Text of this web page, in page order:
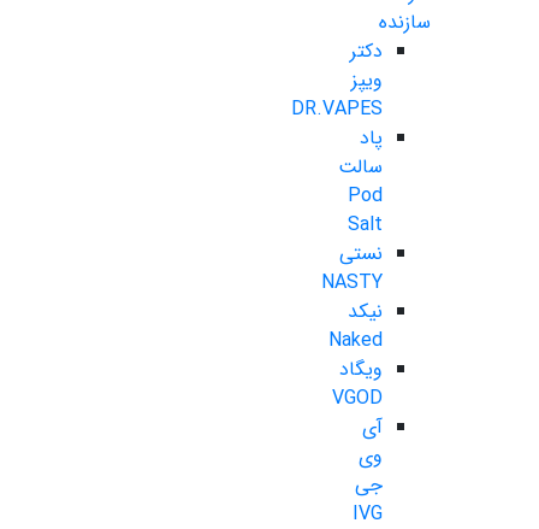
سازنده
دکتر
ویپز
DR.VAPES
پاد
سالت
Pod
Salt
نستی
NASTY
نیکد
Naked
ویگاد
VGOD
آی
وی
جی
IVG